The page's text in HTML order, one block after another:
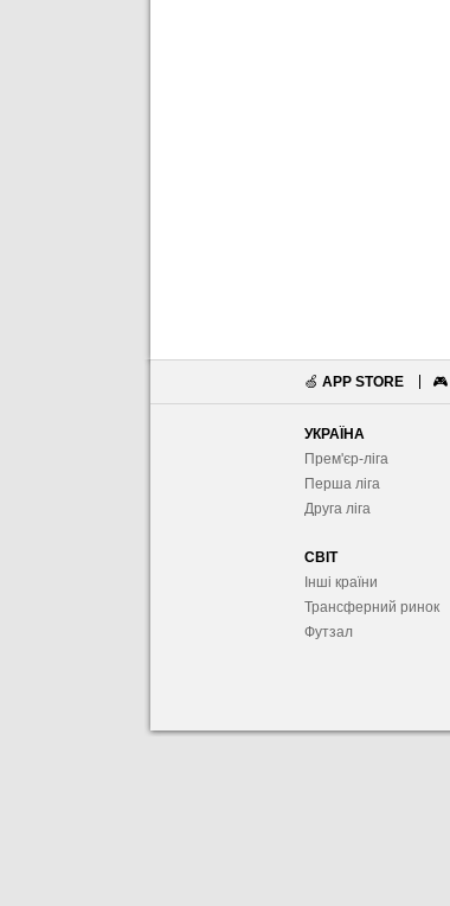
🍏 APP STORE 🎮
УКРАЇНА
Прем'єр-ліга
Перша ліга
Друга ліга
СВІТ
Інші країни
Трансферний ринок
Футзал